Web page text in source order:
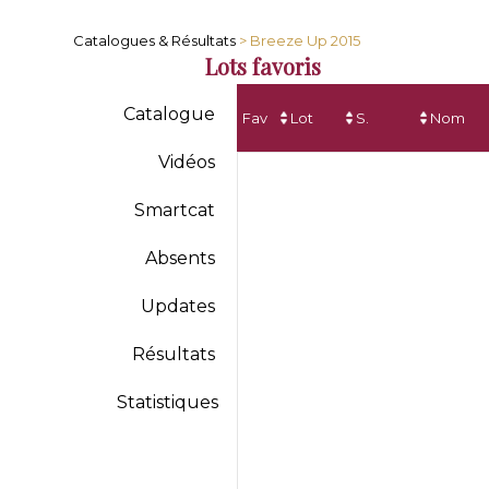
Catalogues & Résultats > Breeze Up 2015
Lots favoris
Catalogue
Vidéos
Smartcat
Absents
Updates
Résultats
Statistiques
Fav Lot S. Nom